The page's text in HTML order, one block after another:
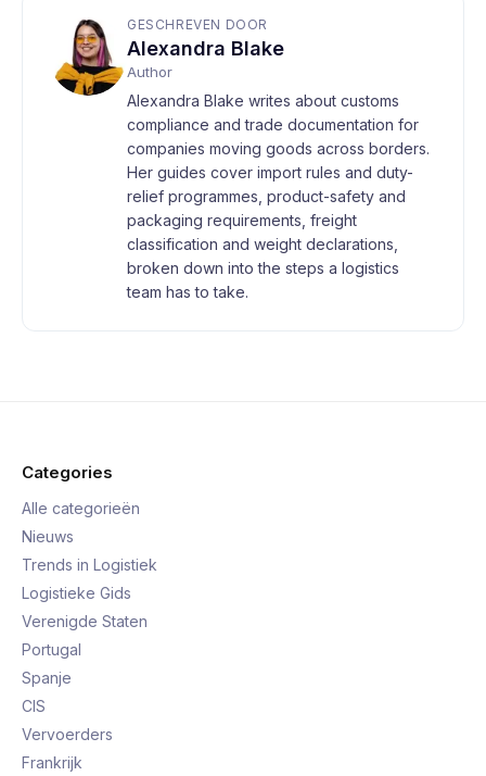
GESCHREVEN DOOR
Alexandra Blake
Author
Alexandra Blake writes about customs
compliance and trade documentation for
companies moving goods across borders.
Her guides cover import rules and duty-
relief programmes, product-safety and
packaging requirements, freight
classification and weight declarations,
broken down into the steps a logistics
team has to take.
Categories
Alle categorieën
Nieuws
Trends in Logistiek
Logistieke Gids
Verenigde Staten
Portugal
Spanje
CIS
Vervoerders
Frankrijk